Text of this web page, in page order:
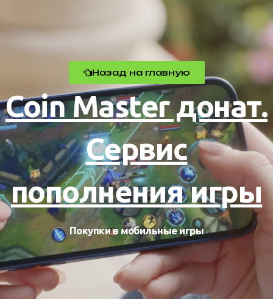
Назад на главную
Coin Master донат.
Сервис
пополнения игры
Покупки в мобильные игры